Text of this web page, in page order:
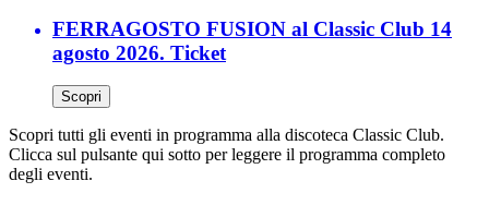
FERRAGOSTO FUSION al Classic Club 14
agosto 2026. Ticket
Scopri
Scopri tutti gli eventi in programma alla discoteca Classic Club.
Clicca sul pulsante qui sotto per leggere il programma completo
degli eventi.